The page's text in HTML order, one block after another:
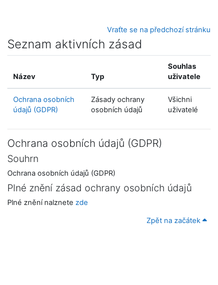
Vraťte se na předchozí stránku
Seznam aktivních zásad
Název Typ
Souhlas
uživatele
Ochrana osobních
údajů (GDPR)
Zásady ochrany
osobních údajů
Všichni
uživatelé
Ochrana osobních údajů (GDPR)
Souhrn
Ochrana osobních údajů (GDPR)
Plné znění zásad ochrany osobních údajů
Plné znění nalznete zde
Zpět na začátek